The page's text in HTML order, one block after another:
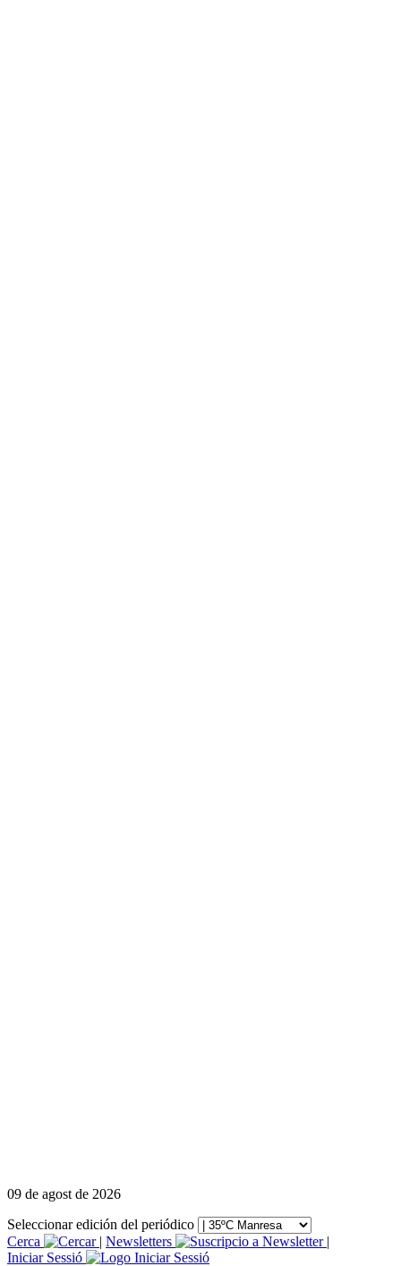
09 de agost de 2026
Seleccionar edición del periódico
Cerca
| Newsletters
|
Iniciar Sessió